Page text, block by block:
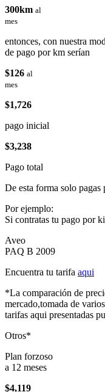
300km al
mes
entonces, con nuestra
de pago por km serían
$126 al
mes
$1,726
pago inicial
$3,238
Pago total
De esta forma solo
Por ejemplo:
Si contratas tu pago por
Aveo
PAQ B 2009
Encuentra tu tarifa aqui
*La comparación de
mercado,tomada de
tarifas aqui presentadas
Otros*
Plan forzoso
a 12 meses
$4,119